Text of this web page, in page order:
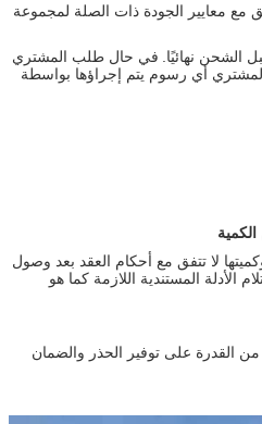
مع معايير الجودة ذات الصلة لمجموعة
في حال طلب المشتري
أي رسوم يتم إجراؤها بواسطة
لا تتفق مع أحكام العقد بعد وصول
الأدلة المستندية اللازمة كما هو
من القدرة على توفير الحذر والضمان